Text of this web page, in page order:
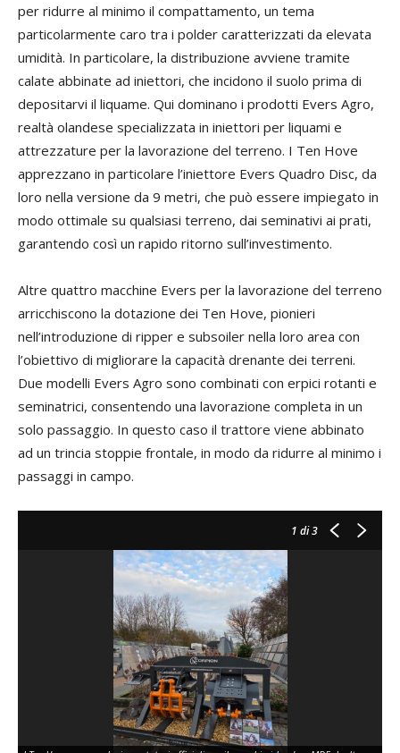
per ridurre al minimo il compattamento, un tema
particolarmente caro tra i polder caratterizzati da elevata
umidità. In particolare, la distribuzione avviene tramite
calate abbinate ad iniettori, che incidono il suolo prima di
depositarvi il liquame. Qui dominano i prodotti Evers Agro,
realtà olandese specializzata in iniettori per liquami e
attrezzature per la lavorazione del terreno. I Ten Hove
apprezzano in particolare l’iniettore Evers Quadro Disc, da
loro nella versione da 9 metri, che può essere impiegato in
modo ottimale su qualsiasi terreno, dai seminativi ai prati,
garantendo così un rapido ritorno sull’investimento.
Altre quattro macchine Evers per la lavorazione del terreno
arricchiscono la dotazione dei Ten Hove, pionieri
nell’introduzione di ripper e subsoiler nella loro area con
l’obiettivo di migliorare la capacità drenante dei terreni.
Due modelli Evers Agro sono combinati con erpici rotanti e
seminatrici, consentendo una lavorazione completa in un
solo passaggio. In questo caso il trattore viene abbinato
ad un trincia stoppie frontale, in modo da ridurre al minimo i
passaggi in campo.
1 di 3